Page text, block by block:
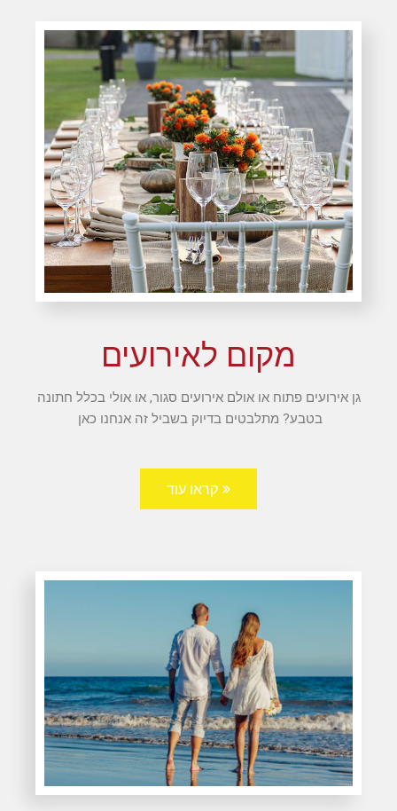
מקום לאירועים
גן אירועים פתוח או אולם אירועים סגור, או אולי בכלל חתונה
בטבע? מתלבטים בדיוק בשביל זה אנחנו כאן
קראו עוד